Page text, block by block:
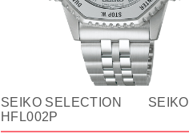
SEIKO SELECTION SEIKO
HFL002P